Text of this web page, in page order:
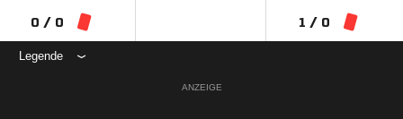
0 / 0 1 / 0
Legende
ANZEIGE